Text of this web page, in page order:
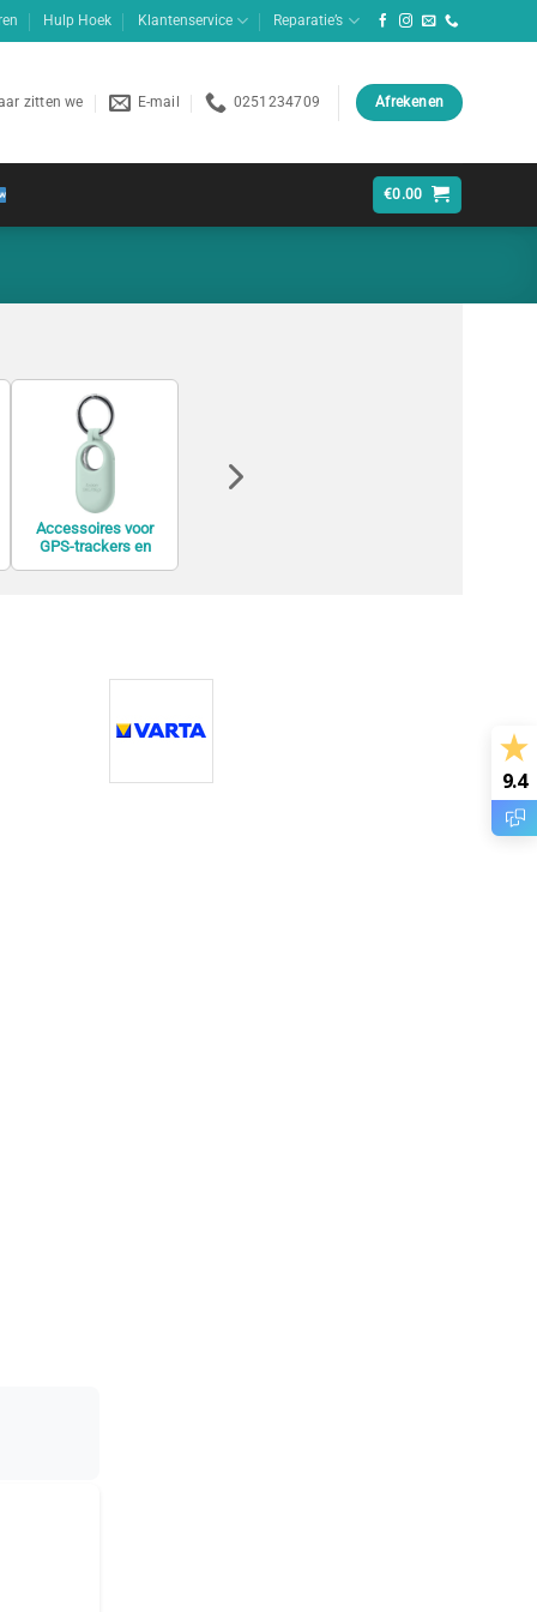
9.4
Hulp Hoek Klantenservice Reparatie’s
zitten we E-mail 0251234709 Afrekenen
€0.00
Accessoires voor
GPS-trackers en